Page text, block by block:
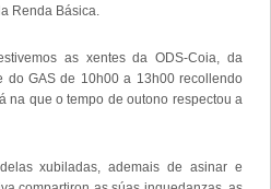
Renda Básica.
as xentes da ODS-Coia, da
do GAS de 10h00 a 13h00 recollendo
na que o tempo de outono respectou a
xubiladas, ademais de asinar e